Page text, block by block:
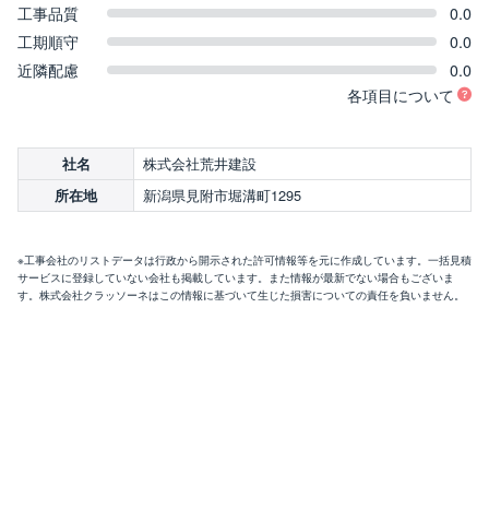
工事品質
0.0
工期順守
0.0
近隣配慮
0.0
各項目について
社名 株式会社荒井建設
所在地 新潟県見附市堀溝町1295
※工事会社のリストデータは行政から開示された許可情報等を元に作成しています。一括見積
サービスに登録していない会社も掲載しています。また情報が最新でない場合もございま
す。株式会社クラッソーネはこの情報に基づいて生じた損害についての責任を負いません。